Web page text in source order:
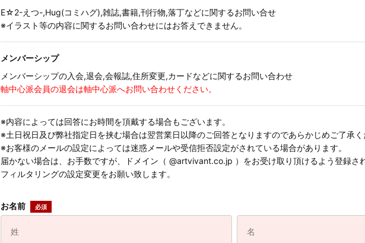
E☆2-えつ-,Hug(コミハグ),雑誌,書籍,刊行物,落丁などに関するお問い合せ
※イラスト等の内容に関するお問い合わせにはお答えできません。
メンバーシップ
メンバーシップの入会,退会,会報誌,住所変更,カードなどに関するお問い合わせ
軸中心派会員の退会は軸中心派へお問い合わせください。
※内容によっては回答にお時間を頂戴する場合もございます。
※土日祝日及び弊社指定日を挟む場合は翌営業日以降のご回答となりますのであらかじめご了承く
※お客様のメールの設定によっては迷惑メールや受信拒否設定がされている場合があります。
届かない場合は、お手数ですが、ドメイン（ @artvivant.co.jp ）をお受け取り頂けるよう登録さ
フィルタリングの設定変更をお願い致します。
お名前